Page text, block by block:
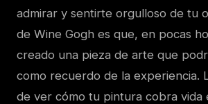
admirar y sentirte orgulloso de tu
de Wine Gogh es que, en pocas
creado una pieza de arte que
como recuerdo de la experiencia.
de ver cómo tu pintura cobra vida